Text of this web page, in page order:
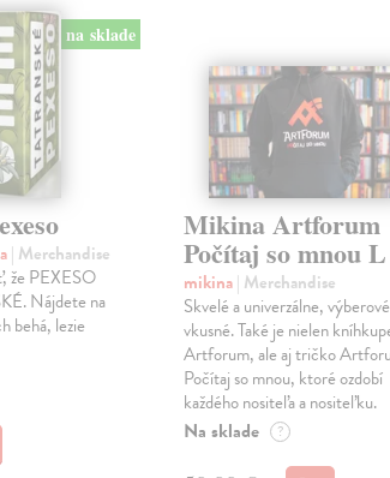
na sklade
| Merchandise
že PEXESO
Nájdete na
behá, lezie
Mikina Artforum
Počítaj so mnou L
mikina| Merchandise
Skvelé a univerzálne,
vkusné. Také je nielen
Artforum, ale aj tričko
Počítaj so mnou, ktoré ozdobí
každého nositeľa a nositeľku.
Na sklade ?